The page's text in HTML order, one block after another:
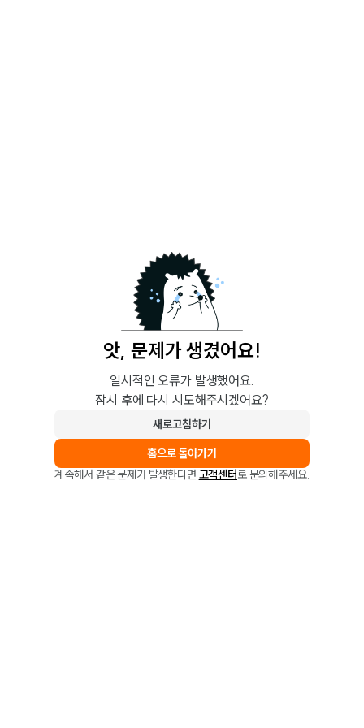
앗, 문제가 생겼어요!
일시적인 오류가 발생했어요.
잠시 후에 다시 시도해주시겠어요?
새로고침하기
홈으로 돌아가기
계속해서 같은 문제가 발생한다면 고객센터로 문의해주세요.